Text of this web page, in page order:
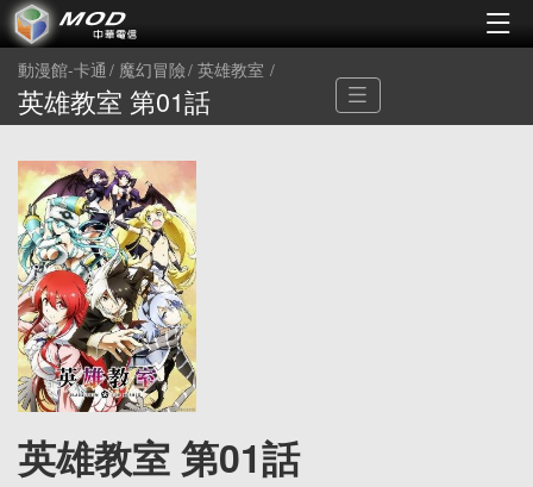
動漫館-卡通 魔幻冒險 英雄教室
英雄教室 第01話
英雄教室 第01話